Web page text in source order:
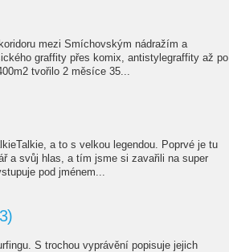
mezi Smíchovským nádražím a
graffity přes komix, antistylegraffity až po
tvořilo 2 měsíce 35...
a to s velkou legendou. Poprvé je tu
a svůj hlas, a tím jsme si zavařili na super
pod jménem...
S trochou vyprávění popisuje jejich